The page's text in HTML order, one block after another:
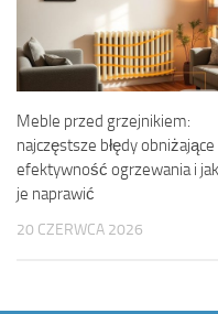
Meble przed grzejnikiem:
najczęstsze błędy obniżające
efektywność ogrzewania i jak
je naprawić
20 CZERWCA 2026